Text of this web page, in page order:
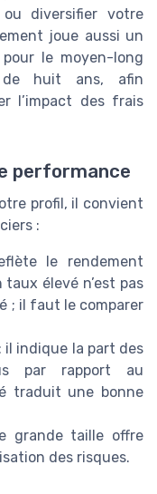
diversifier votre
joue aussi un
le moyen-long
de huit ans, afin
l’impact des frais
performance
profil, il convient
:
le rendement
élevé n’est pas
; il faut le comparer
il indique la part des
par rapport au
traduit une bonne
grande taille offre
des risques.